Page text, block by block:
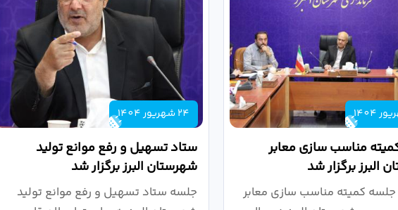
مناسب سازی معابر
البرز برگزار شد
کمیته مناسب سازی معابر
24 شهریور 1404
ستاد تسهیل و رفع موانع تولید
شهرستان البرز برگزار شد
جلسه ستاد تسهیل و رفع موانع تولید